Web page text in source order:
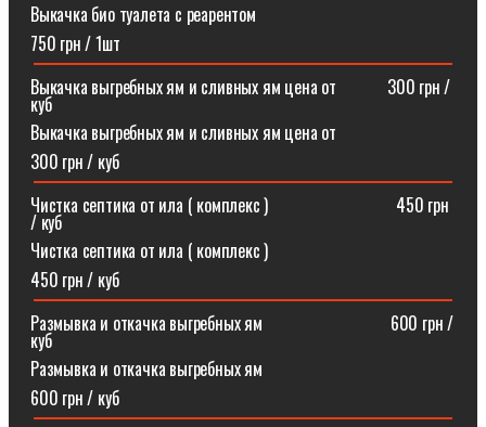
Выкачка био туалета с реарентом
750 грн / 1шт
Выкачка выгребных ям и сливных ям цена от⠀⠀⠀⠀300 грн /
куб
Выкачка выгребных ям и сливных ям цена от
300 грн / куб
Чистка септика от ила ( комплекс )⠀⠀⠀⠀⠀⠀⠀⠀⠀⠀450 грн
/ куб
Чистка септика от ила ( комплекс )
450 грн / куб
Размывка и откачка выгребных ям⠀⠀⠀⠀⠀⠀⠀⠀⠀⠀600 грн /
куб
Размывка и откачка выгребных ям
600 грн / куб